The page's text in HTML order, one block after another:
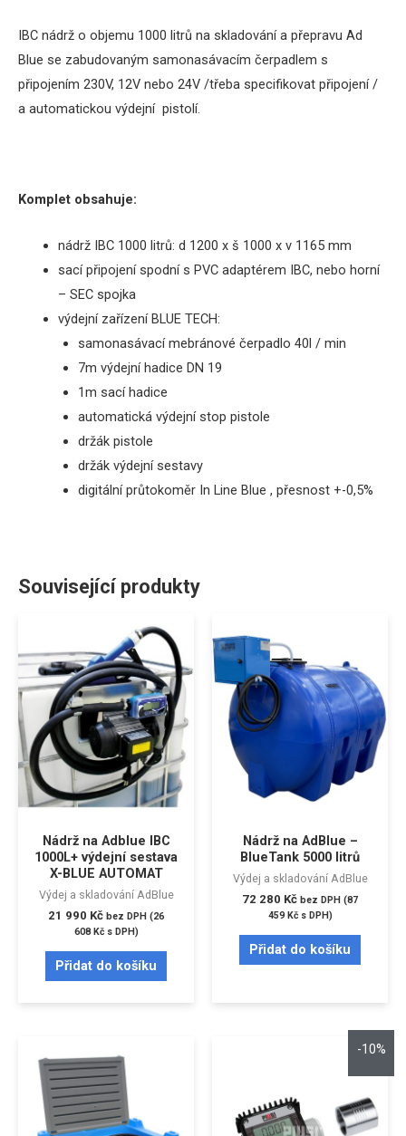
IBC nádrž o objemu 1000 litrů na skladování a přepravu Ad
Blue se zabudovaným samonasávacím čerpadlem s
připojením 230V, 12V nebo 24V /třeba specifikovat připojení /
a automatickou výdejní pistolí.
Komplet obsahuje:
nádrž IBC 1000 litrů: d 1200 x š 1000 x v 1165 mm
sací připojení spodní s PVC adaptérem IBC, nebo horní
– SEC spojka
výdejní zařízení BLUE TECH:
samonasávací mebránové čerpadlo 40l / min
7m výdejní hadice DN 19
1m sací hadice
automatická výdejní stop pistole
držák pistole
držák výdejní sestavy
digitální průtokoměrIn Line Blue , přesnost +-0,5%
Související produkty
Nádrž na Adblue IBC
1000L+ výdejní sestava
X-BLUE AUTOMAT
Výdej a skladování AdBlue
21 990 Kč bez DPH (26
608 Kčs DPH)
Přidat do košíku
Nádrž na AdBlue –
BlueTank 5000 litrů
Výdej a skladování AdBlue
72 280 Kč bez DPH (87
459 Kčs DPH)
Přidat do košíku
-10%